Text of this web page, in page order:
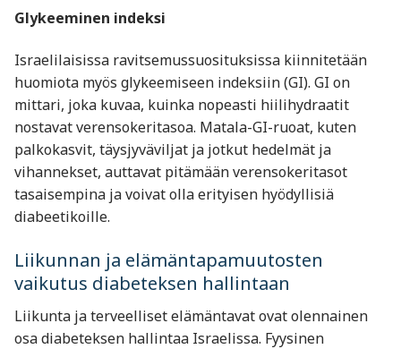
Glykeeminen indeksi
Israelilaisissa ravitsemussuosituksissa kiinnitetään
huomiota myös glykeemiseen indeksiin (GI). GI on
mittari, joka kuvaa, kuinka nopeasti hiilihydraatit
nostavat verensokeritasoa. Matala-GI-ruoat, kuten
palkokasvit, täysjyväviljat ja jotkut hedelmät ja
vihannekset, auttavat pitämään verensokeritasot
tasaisempina ja voivat olla erityisen hyödyllisiä
diabeetikoille.
Liikunnan ja elämäntapamuutosten
vaikutus diabeteksen hallintaan
Liikunta ja terveelliset elämäntavat ovat olennainen
osa diabeteksen hallintaa Israelissa. Fyysinen